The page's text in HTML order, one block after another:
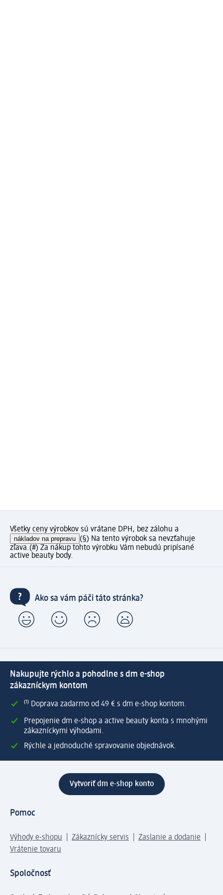
Všetky ceny výrobkov sú vrátane DPH, bez zálohu a
nákladov na prepravu (§) Na tento výrobok sa nevzťahuje
zľava.(#) Za nákup tohto výrobku Vám nebudú pripísané
active beauty body.
Ako sa vám páči táto stránka?
Nakupujte rýchlo a pohodlne s dm e-shop
zákazníckym kontom
⁽¹⁾ Doprava zadarmo od 49 € s dm e-shop kontom.
Prepojenie dm e-shop a active beauty konta s mnohými
zákazníckymi výhodami.
Rýchle a jednoduché spravovanie objednávok.
Vytvoriť dm e-shop konto
Pomoc
Výhody e-shopu Zákaznícky servis
Zaslanie a dodanie
Vrátenie tovaru
Spoločnosť